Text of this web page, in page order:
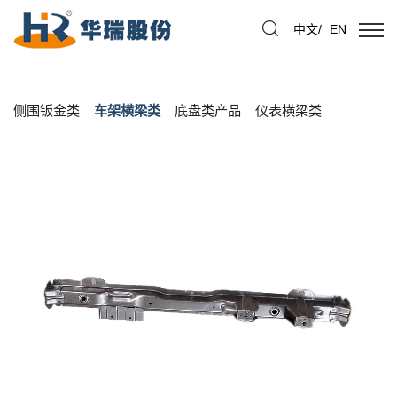
中文/ EN
侧围钣金类 车架横梁类 底盘类产品 仪表横梁类